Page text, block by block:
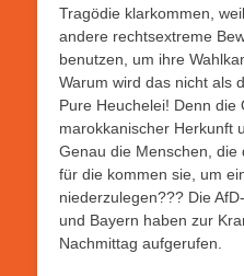
Tragödie klarkommen,
andere rechtsextreme
benutzen, um ihre
Warum wird das nicht als
Pure Heuchelei! Denn die
marokkanischer Herkunft
Genau die Menschen, die
für die kommen sie, um
niederzulegen??? Die
und Bayern haben zur
Nachmittag aufgerufen.